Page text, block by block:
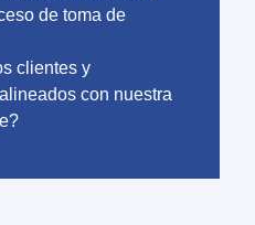
de toma de
clientes y
con nuestra